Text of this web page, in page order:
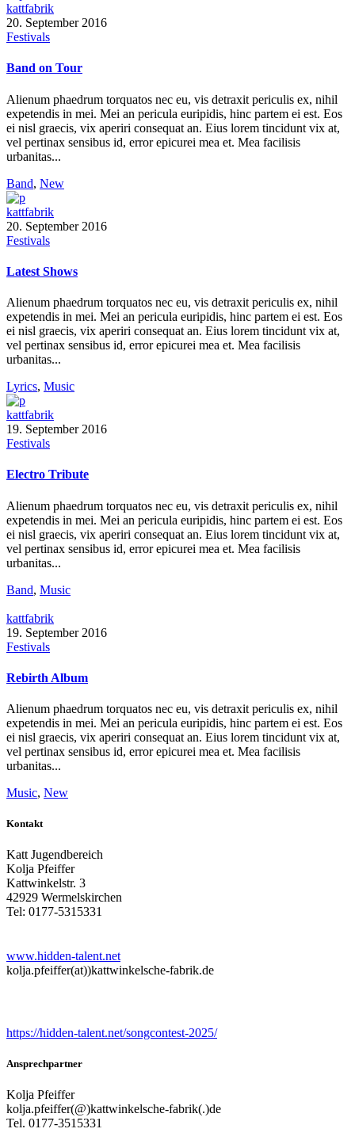
kattfabrik
20. September 2016
Festivals
Band on Tour
Alienum phaedrum torquatos nec eu, vis detraxit periculis ex, nihil
expetendis in mei. Mei an pericula euripidis, hinc partem ei est. Eos
ei nisl graecis, vix aperiri consequat an. Eius lorem tincidunt vix at,
vel pertinax sensibus id, error epicurei mea et. Mea facilisis
urbanitas...
Band, New
kattfabrik
20. September 2016
Festivals
Latest Shows
Alienum phaedrum torquatos nec eu, vis detraxit periculis ex, nihil
expetendis in mei. Mei an pericula euripidis, hinc partem ei est. Eos
ei nisl graecis, vix aperiri consequat an. Eius lorem tincidunt vix at,
vel pertinax sensibus id, error epicurei mea et. Mea facilisis
urbanitas...
Lyrics, Music
kattfabrik
19. September 2016
Festivals
Electro Tribute
Alienum phaedrum torquatos nec eu, vis detraxit periculis ex, nihil
expetendis in mei. Mei an pericula euripidis, hinc partem ei est. Eos
ei nisl graecis, vix aperiri consequat an. Eius lorem tincidunt vix at,
vel pertinax sensibus id, error epicurei mea et. Mea facilisis
urbanitas...
Band, Music
kattfabrik
19. September 2016
Festivals
Rebirth Album
Alienum phaedrum torquatos nec eu, vis detraxit periculis ex, nihil
expetendis in mei. Mei an pericula euripidis, hinc partem ei est. Eos
ei nisl graecis, vix aperiri consequat an. Eius lorem tincidunt vix at,
vel pertinax sensibus id, error epicurei mea et. Mea facilisis
urbanitas...
Music, New
Kontakt
Katt Jugendbereich
Kolja Pfeiffer
Kattwinkelstr. 3
42929 Wermelskirchen
Tel: 0177-5315331
www.hidden-talent.net
kolja.pfeiffer(at))kattwinkelsche-fabrik.de
https://hidden-talent.net/songcontest-2025/
Ansprechpartner
Kolja Pfeiffer
kolja.pfeiffer(@)kattwinkelsche-fabrik(.)de
Tel. 0177-3515331